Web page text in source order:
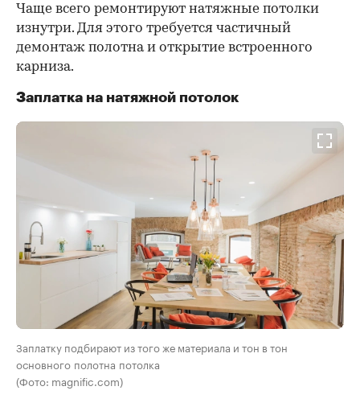
Чаще всего ремонтируют натяжные потолки
изнутри. Для этого требуется частичный
демонтаж полотна и открытие встроенного
карниза.
Заплатка на натяжной потолок
Заплатку подбирают из того же материала и тон в тон
основного полотна потолка
(Фото: magnific.com)